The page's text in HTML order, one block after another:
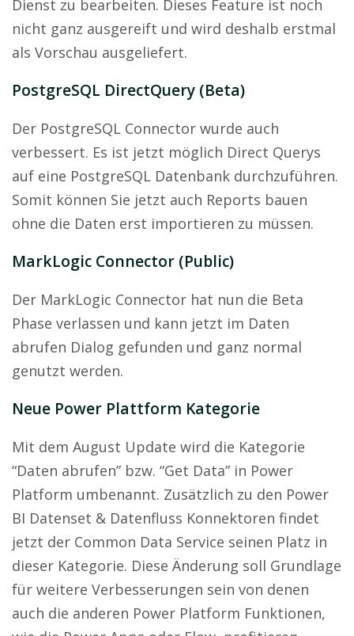
Dienst zu bearbeiten. Dieses Feature ist noch
nicht ganz ausgereift und wird deshalb erstmal
als Vorschau ausgeliefert.
PostgreSQL DirectQuery (Beta)
Der PostgreSQL Connector wurde auch
verbessert. Es ist jetzt möglich Direct Querys
auf eine PostgreSQL Datenbank durchzuführen.
Somit können Sie jetzt auch Reports bauen
ohne die Daten erst importieren zu müssen.
MarkLogic Connector (Public)
Der MarkLogic Connector hat nun die Beta
Phase verlassen und kann jetzt im Daten
abrufen Dialog gefunden und ganz normal
genutzt werden.
Neue Power Plattform Kategorie
Mit dem August Update wird die Kategorie
“Daten abrufen” bzw. “Get Data” in Power
Platform umbenannt. Zusätzlich zu den Power
BI Datenset & Datenfluss Konnektoren findet
jetzt der Common Data Service seinen Platz in
dieser Kategorie. Diese Änderung soll Grundlage
für weitere Verbesserungen sein von denen
auch die anderen Power Platform Funktionen,